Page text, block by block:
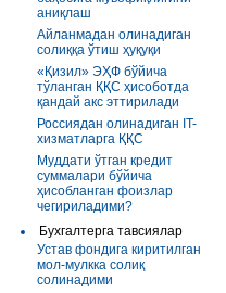
аниқлаш
Айланмадан олинадиган
солиққа ўтиш ҳуқуқи
«Қизил» ЭҲФ бўйича
тўланган ҚҚС ҳисоботда
қандай акс эттирилади
Россиядан олинадиган IT-
хизматларга ҚҚС
Муддати ўтган кредит
суммалари бўйича
ҳисобланган фоизлар
чегириладими?
Бухгалтерга тавсиялар
Устав фондига киритилган
мол-мулкка солиқ
солинадими